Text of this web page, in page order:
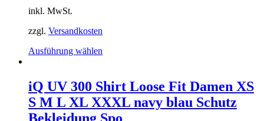
werden
inkl. MwSt.
zzgl. Versandkosten
Ausführung wählen
mehrere
Varianten
auf.
Die
iQ UV 300 Shirt Loose Fit Damen XS
S M L XL XXXL navy blau Schutz
Bekleidung Spo